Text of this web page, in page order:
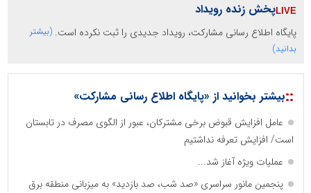
پخش زنده رویداد
پایگاه اطلاع رسانی مشارکت، رویداد جدیدی را ثبت نکرده است. (بیشتر
بدانید)
::بیشتر بخوانید از «پایگاه اطلاع رسانی مشارکت»
عامل افزایش قبوض برخی مشترکان، عبور از الگوی مصرف در تابستان
است/ افزایش تعرفه نداشتیم
عملیات ویژه آغاز شد...
پنجمین مانور سراسری «صد شب، صد بازدید» به میزبانی منطقه برق